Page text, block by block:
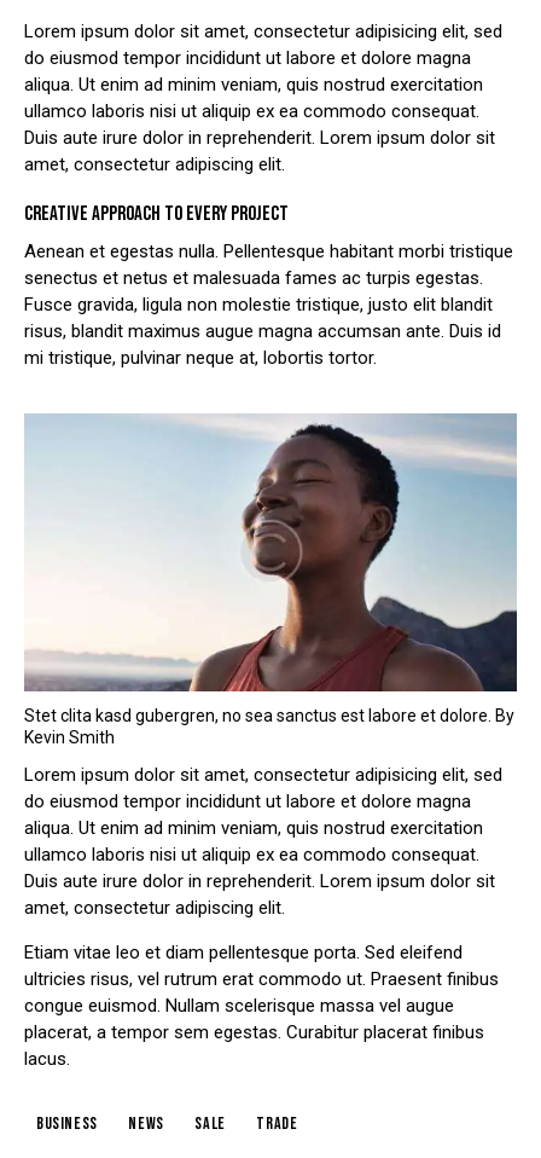
Lorem ipsum dolor sit amet, consectetur adipisicing elit, sed
do eiusmod tempor incididunt ut labore et dolore magna
aliqua. Ut enim ad minim veniam, quis nostrud exercitation
ullamco laboris nisi ut aliquip ex ea commodo consequat.
Duis aute irure dolor in reprehenderit. Lorem ipsum dolor sit
amet, consectetur adipiscing elit.
CREATIVE APPROACH TO EVERY PROJECT
Aenean et egestas nulla. Pellentesque habitant morbi tristique
senectus et netus et malesuada fames ac turpis egestas.
Fusce gravida, ligula non molestie tristique, justo elit blandit
risus, blandit maximus augue magna accumsan ante. Duis id
mi tristique, pulvinar neque at, lobortis tortor.
Stet clita kasd gubergren, no sea sanctus est labore et dolore. By
Kevin Smith
Lorem ipsum dolor sit amet, consectetur adipisicing elit, sed
do eiusmod tempor incididunt ut labore et dolore magna
aliqua. Ut enim ad minim veniam, quis nostrud exercitation
ullamco laboris nisi ut aliquip ex ea commodo consequat.
Duis aute irure dolor in reprehenderit. Lorem ipsum dolor sit
amet, consectetur adipiscing elit.
Etiam vitae leo et diam pellentesque porta. Sed eleifend
ultricies risus, vel rutrum erat commodo ut. Praesent finibus
congue euismod. Nullam scelerisque massa vel augue
placerat, a tempor sem egestas. Curabitur placerat finibus
lacus.
business news sale trade